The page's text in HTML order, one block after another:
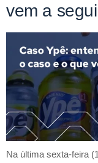
vem a
Na última sexta-feira